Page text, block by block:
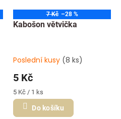
7 Kč –28 %
Kabošon větvička
Poslední kusy (8 ks)
5 Kč
Měrná
cena:
5 Kč / 1 ks
Do košíku